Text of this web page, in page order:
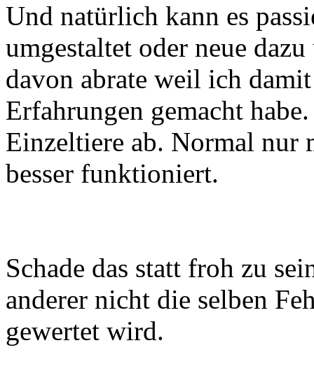
Und natürlich kann es
umgestaltet oder neue
davon abrate weil ich
Erfahrungen gemacht
Einzeltiere ab. Normal nur
besser funktioniert.
Schade das statt froh zu
anderer nicht die selben
gewertet wird.